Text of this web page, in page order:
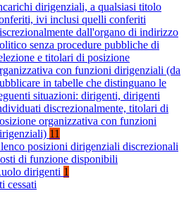
dirigenziali, a qualsiasi titolo
ivi inclusi quelli conferiti
dall'organo di indirizzo
senza procedure pubbliche di
e titolari di posizione
con funzioni dirigenziali (da
in tabelle che distinguano le
situazioni: dirigenti, dirigenti
discrezionalmente, titolari di
organizzativa con funzioni
11
posizioni dirigenziali discrezionali
di funzione disponibili
dirigenti 1
cessati